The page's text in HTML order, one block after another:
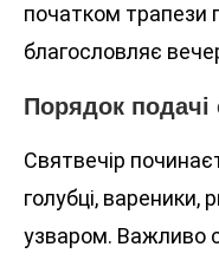
початком трапези
благословляє
Порядок подачі
Святвечір
голубці, вареники,
узваром. Важливо